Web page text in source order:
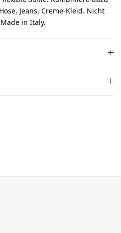
Jeans, Creme-Kleid. Nicht
in Italy.